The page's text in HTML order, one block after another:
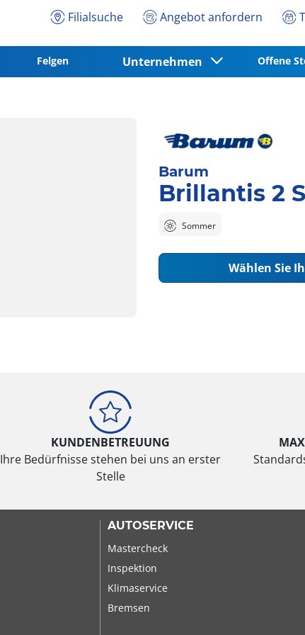
Filialsuche Angebot anfordern
Felgen Unternehmen Offene
Barum
Brillantis 2
Sommer
Wählen Sie
KUNDENBETREUUNG
Ihre Bedürfnisse stehen bei uns an erster
Stelle
AUTOSERVICE
Mastercheck
Inspektion
Klimaservice
Bremsen